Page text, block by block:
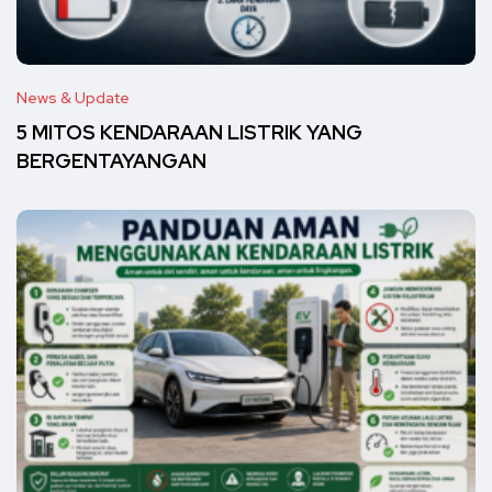
News & Update
5 MITOS KENDARAAN LISTRIK YANG
BERGENTAYANGAN